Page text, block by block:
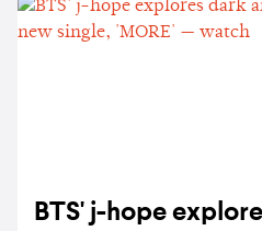
BTS' j-hope